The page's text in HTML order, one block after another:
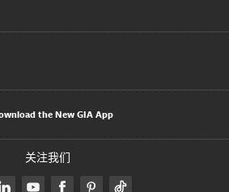
the New GIA App
关注我们